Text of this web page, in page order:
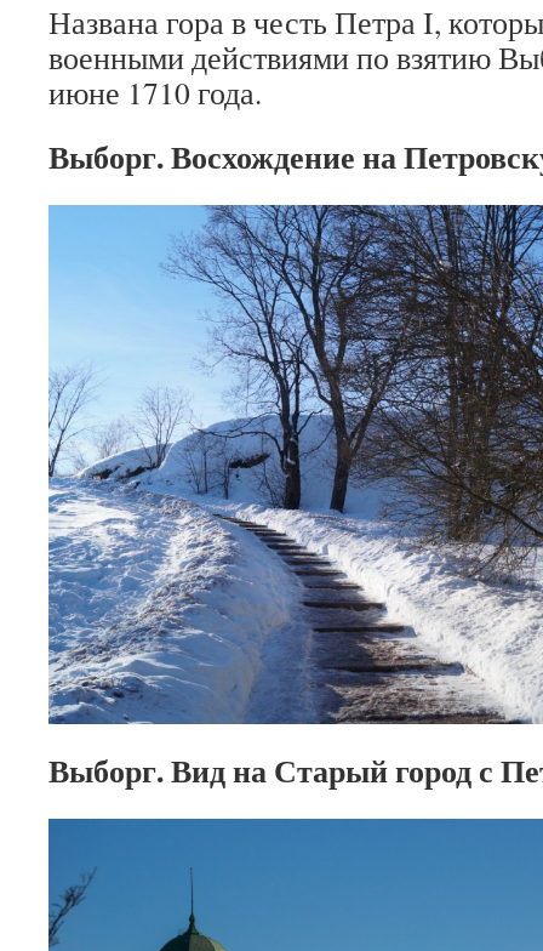
Названа гора в честь Петра I,
военными действиями по взятию
июне 1710 года.
Выборг. Восхождение на
Выборг. Вид на Старый город с